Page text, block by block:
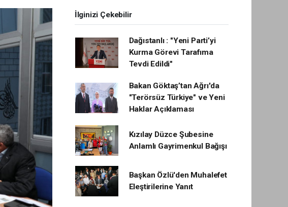
İlginizi Çekebilir
Dağıstanlı : "Yeni Parti’yi
Kurma Görevi Tarafıma
Tevdi Edildi"
Bakan Göktaş’tan Ağrı'da
"Terörsüz Türkiye" ve Yeni
Haklar Açıklaması
Kızılay Düzce Şubesine
Anlamlı Gayrimenkul Bağışı
Başkan Özlü'den Muhalefet
Eleştirilerine Yanıt